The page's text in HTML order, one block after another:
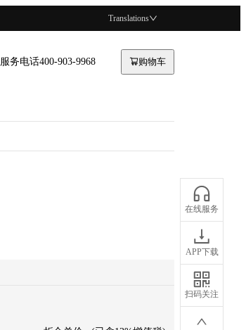
Translations
服务电话400-903-9968 购物车
在线服务
APP下载
扫码关注